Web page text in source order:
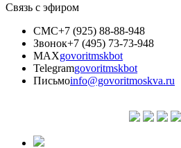
Связь с эфиром
СМС+7 (925) 88-88-948
Звонок+7 (495) 73-73-948
MAXgovoritmskbot
Telegramgovoritmskbot
Письмоinfo@govoritmoskva.ru